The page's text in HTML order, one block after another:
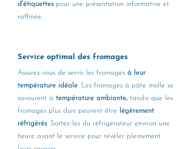
d'étiquettes pour une présentation informative et
raffinée.
Service optimal des fromages
Assurez-vous de servir les fromages à leur
température idéale. Les fromages à pâte molle se
savourent à température ambiante, tandis que les
fromages plus durs peuvent être légèrement
réfrigérés. Sortez-les du réfrigérateur environ une
heure avant le service pour révéler pleinement